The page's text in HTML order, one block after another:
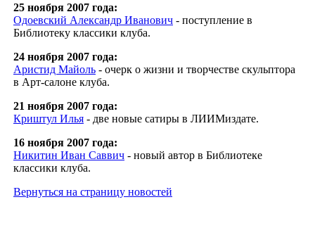
25 ноября 2007 года:
Одоевский Александр Иванович - поступление в
Библиотеку классики клуба.
24 ноября 2007 года:
Аристид Майоль - очерк о жизни и творчестве скульптора
в Арт-салоне клуба.
21 ноября 2007 года:
Криштул Илья - две новые сатиры в ЛИИМиздате.
16 ноября 2007 года:
Никитин Иван Саввич - новый автор в Библиотеке
классики клуба.
Вернуться на страницу новостей